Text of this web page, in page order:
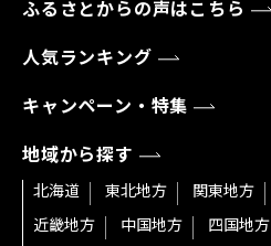
ふるさとからの声はこちら
人気ランキング
キャンペーン・特集
地域から探す
北海道 東北地方 関東地方
近畿地方
中国地方
四国地方